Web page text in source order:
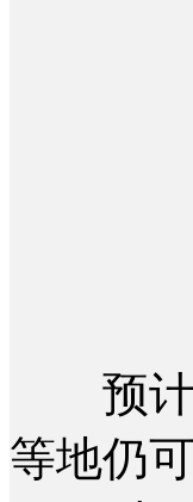
预计
等地仍